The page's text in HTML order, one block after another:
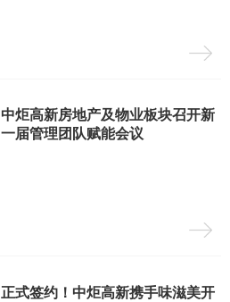
中炬高新房地产及物业板块召开新
一届管理团队赋能会议
正式签约！中炬高新携手味滋美开